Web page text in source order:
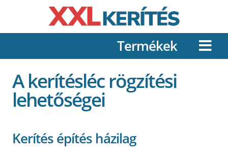
Termékek
A kerítésléc rögzítési
lehetőségei
Kerítés építés házilag